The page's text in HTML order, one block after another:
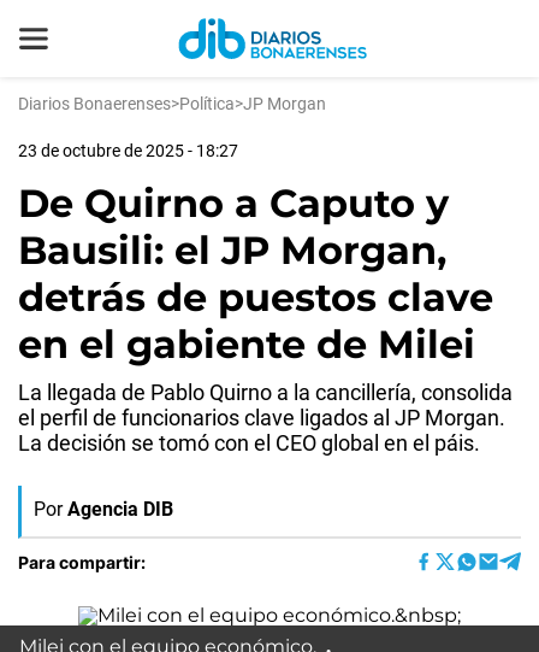
Diarios Bonaerenses>Política>JP Morgan
23 de octubre de 2025 - 18:27
De Quirno a Caputo y
Bausili: el JP Morgan,
detrás de puestos clave
en el gabiente de Milei
La llegada de Pablo Quirno a la cancillería, consolida
el perfil de funcionarios clave ligados al JP Morgan.
La decisión se tomó con el CEO global en el páis.
Por Agencia DIB
Para compartir:
Milei con el equipo económico.